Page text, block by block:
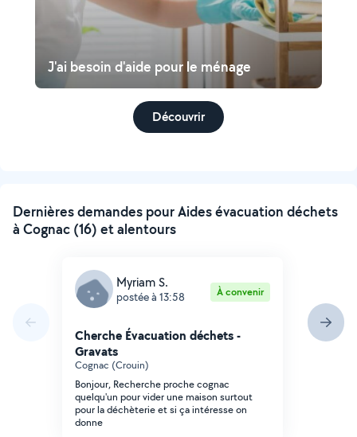
J'ai besoin d'aide pour le ménage
Découvrir
Dernières demandes pour Aides évacuation déchets
à Cognac (16) et alentours
Myriam S.
postée à 13:58 À convenir
Cherche Évacuation déchets -
Gravats
Cognac (Crouin)
Bonjour, Recherche proche cognac
quelqu'un pour vider une maison surtout
pour la déchèterie et si ça intéresse on
donne